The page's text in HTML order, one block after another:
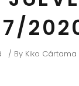
By Kiko Cártama